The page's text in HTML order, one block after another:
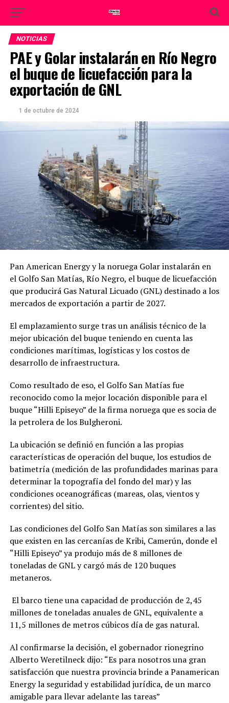
NOTICIAS
PAE y Golar instalarán en Río Negro
el buque de licuefacción para la
exportación de GNL
1 de octubre de 2024
Pan American Energy y la noruega Golar instalarán en
el Golfo San Matías, Río Negro, el buque de licuefacción
que producirá Gas Natural Licuado (GNL) destinado a los
mercados de exportación a partir de 2027.
El emplazamiento surge tras un análisis técnico de la
mejor ubicación del buque teniendo en cuenta las
condiciones marítimas, logísticas y los costos de
desarrollo de infraestructura.
Como resultado de eso, el Golfo San Matías fue
reconocido como la mejor locación disponible para el
buque “Hilli Episeyo” de la firma noruega que es socia de
la petrolera de los Bulgheroni.
La ubicación se definió en función a las propias
características de operación del buque, los estudios de
batimetría (medición de las profundidades marinas para
determinar la topografía del fondo del mar) y las
condiciones oceanográficas (mareas, olas, vientos y
corrientes) del sitio.
Las condiciones del Golfo San Matías son similares a las
que existen en las cercanías de Kribi, Camerún, donde el
“Hilli Episeyo” ya produjo más de 8 millones de
toneladas de GNL y cargó más de 120 buques
metaneros.
El barco tiene una capacidad de producción de 2,45
millones de toneladas anuales de GNL, equivalente a
11,5 millones de metros cúbicos día de gas natural.
Al confirmarse la decisión, el gobernador rionegrino
Alberto Weretilneck dijo: “Es para nosotros una gran
satisfacción que nuestra provincia brinde a Panamerican
Energy la seguridad y estabilidad jurídica, de un marco
amigable para llevar adelante las tareas”